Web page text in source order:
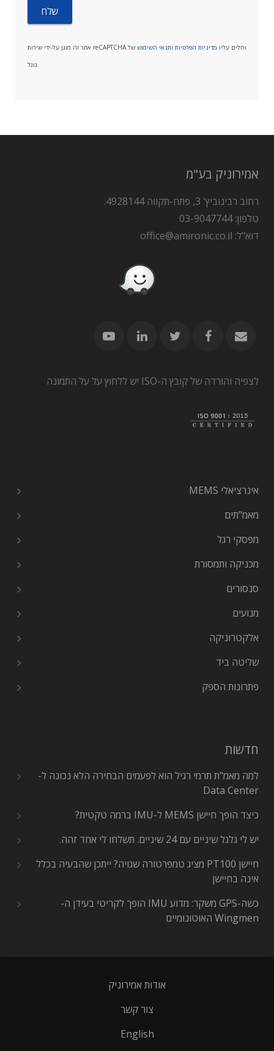
אתר זה מוגן על-ידי שירות reCAPTCHA וחלים עליו מדיניות הפרטיות ותנאי השימוש של
גוגל.
אמירוניק בע"מ
רחוב רבינוביץ' 3, פתח-תקווה 4928144.
טלפון: 03-9047744
דוא"ל: office@amironic.co.il
לצפיה והורדה של קובץ ה-ISO יש ללחוץ על על התמונה
אינרציאלי MEMS
מאמ"תים
מפסקי רגל
מכניקה ותמסורת
סנסורים
מנועים
אלקטרוניקה
שליטה ביד
פתרונות הספק
חדשות
למה מאמ"ת תרמי רגיל הוא לפעמים הבחירה הלא נכונה ל-
Data Center
כיצד הופך חיישן MEMS ל-IMU ברמה טקטית?
יש לי גלגל שיניים עם 24 שיניים. תשלחו לי אחד זהה.
חיישן PT100 מציג טמפרטורה שגויה? ייתכן שהבעיה בכלל
אינה בחיישן
כשה-GPS משקר: מדוע IMU הופך לקריטי בעידן ה-
Wingmen האוטונומיים
אודות אמירוניק
צור קשר
English